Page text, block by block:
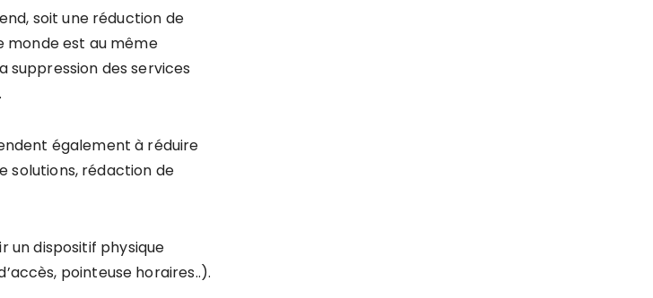
soit une réduction de
monde est au même
suppression des services
également à réduire
solutions, rédaction de
un dispositif physique
pointeuse horaires..).